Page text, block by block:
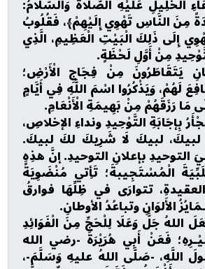
الْخَلِيلِ عَلَيْهِ الصَّلَاةُ وَالسَّلَامُ:
مِنَ النَّاسِ تَهْوِي إِلَيْهِمْ﴾، فَقُلُوبُ
إِلَى ذَلِكَ الْبَيْتِ الْعَظِيمِ، الَّذِي
مِنْ أَوَّلِ لَحْظَةٍ.
يَتَقَاطَرُونَ مِنْ فِجَاجِ الْأَرْضِ؛
لَهُمْ، وَيَذْكُرُوا اسْمَ اللَّهِ فِي أَيَّامٍ
مَا رَزَقَهُمْ مِنْ بَهِيمَةِ الْأَنْعَامِ.
بِإجَابَةِ التَّوْحِيدِ ونداءِ الإخلاصِ،
لبيكَ، لبيكَ لَا شَرِيكَ لكَ لبيكَ.
التوحيدِ بإعلانِ التوحيدِ. إنَّ هذِهِ
الْمُسْتَجِيبةَ؛ تَأِتي مُنْضَوِيَةً
تتوارَى في ظِلِّهَا فوارقُ
الأَلوَانِ وتباعُدُ الأوطانِ.
اللهُ جَلَّ وَعَلَا لِلْحَجِّ مِنَ الْفَوَائِدِ
فَعَنْ أَبِي هُرَيْرَةَ -رضي الله
اللَّهِ، -صَلَّى اللهُ عليهِ وَسَلَّمَ-،